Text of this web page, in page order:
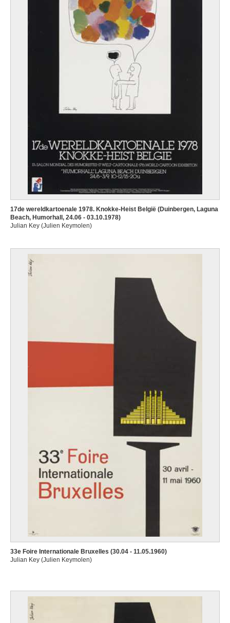
17de wereldkartoenale 1978. Knokke-Heist België (Duinbergen, Laguna
Beach, Humorhall, 24.06 - 03.10.1978)
Julian Key (Julien Keymolen)
33e Foire Internationale Bruxelles (30.04 - 11.05.1960)
Julian Key (Julien Keymolen)